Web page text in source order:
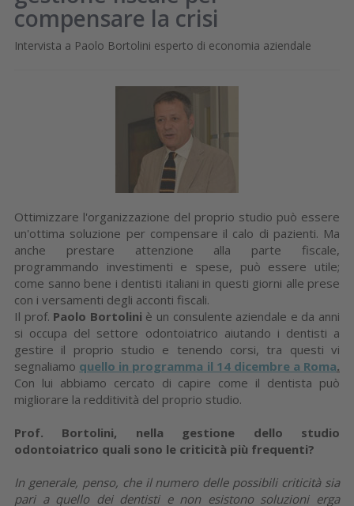
compensare la crisi
Intervista a Paolo Bortolini esperto di economia aziendale
Ottimizzare l'organizzazione del proprio studio può essere
un'ottima soluzione per compensare il calo di pazienti. Ma
anche prestare attenzione alla parte fiscale,
programmando investimenti e spese, può essere utile;
come sanno bene i dentisti italiani in questi giorni alle prese
con i versamenti degli acconti fiscali.
Il prof. Paolo Bortolini è un consulente aziendale e da anni
si occupa del settore odontoiatrico aiutando i dentisti a
gestire il proprio studio e tenendo corsi, tra questi vi
segnaliamo quello in programma il 14 dicembre a Roma.
Con lui abbiamo cercato di capire come il dentista può
migliorare la redditività del proprio studio.
Prof. Bortolini, nella gestione dello studio
odontoiatrico quali sono le criticità più frequenti?
In generale, penso, che il numero delle possibili criticità sia
pari a quello dei dentisti e non esistono soluzioni erga